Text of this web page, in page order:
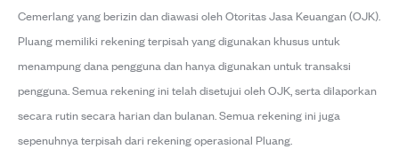
Cemerlang yang berizin dan diawasi oleh Otoritas Jasa Keuangan (OJK).
Pluang memiliki rekening terpisah yang digunakan khusus untuk
menampung dana pengguna dan hanya digunakan untuk transaksi
pengguna. Semua rekening ini telah disetujui oleh OJK, serta dilaporkan
secara rutin secara harian dan bulanan. Semua rekening ini juga
sepenuhnya terpisah dari rekening operasional Pluang.